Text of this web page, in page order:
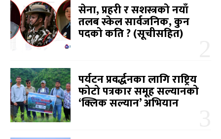
सेना, प्रहरी र सशस्त्रको नयाँ
तलब स्केल सार्वजनिक, कुन
पदको कति ? (सूचीसहित)
पर्यटन प्रवर्द्धनका लागि राष्ट्रिय
फोटो पत्रकार समूह सल्यानको
‘क्लिक सल्यान’ अभियान